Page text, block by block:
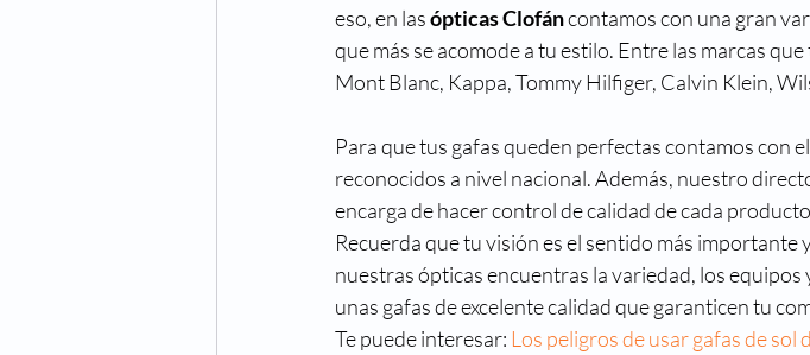
eso, en las ópticas Clofán contamos con una gran
que más se acomode a tu estilo. Entre las marcas
Mont Blanc, Kappa, Tommy Hilfiger, Calvin Klein,
Para que tus gafas queden perfectas contamos con
reconocidos a nivel nacional. Además, nuestro
encarga de hacer control de calidad de cada
Recuerda que tu visión es el sentido más importante
nuestras ópticas encuentras la variedad, los equipos
unas gafas de excelente calidad que garanticen tu
Te puede interesar: Los peligros de usar gafas de sol